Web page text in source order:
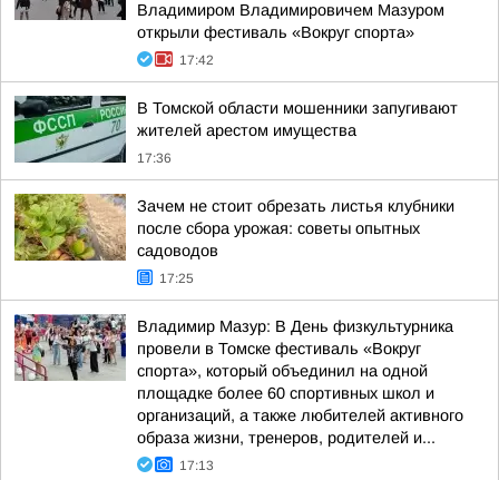
Владимиром Владимировичем Мазуром
открыли фестиваль «Вокруг спорта»
17:42
В Томской области мошенники запугивают
жителей арестом имущества
17:36
Зачем не стоит обрезать листья клубники
после сбора урожая: советы опытных
садоводов
17:25
Владимир Мазур: В День физкультурника
провели в Томске фестиваль «Вокруг
спорта», который объединил на одной
площадке более 60 спортивных школ и
организаций, а также любителей активного
образа жизни, тренеров, родителей и...
17:13